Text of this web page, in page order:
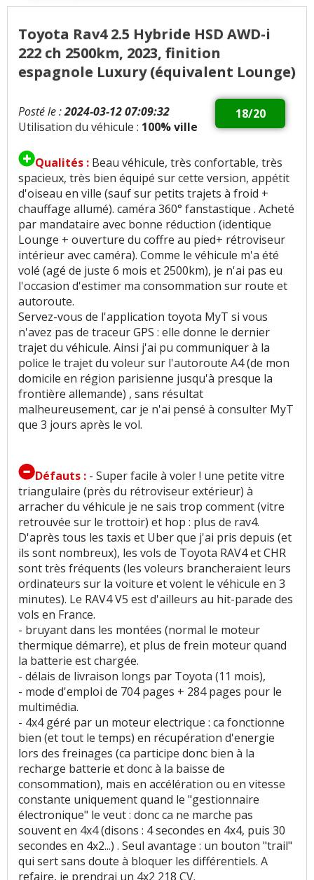
Toyota Rav4 2.5 Hybride HSD AWD-i
222 ch 2500km, 2023, finition
espagnole Luxury (équivalent Lounge)
18/20
Posté le :2024-03-12 07:09:32
Utilisation du véhicule : 100% ville
Qualités : Beau véhicule, très confortable, très
spacieux, très bien équipé sur cette version, appétit
d'oiseau en ville (sauf sur petits trajets à froid +
chauffage allumé). caméra 360° fanstastique . Acheté
par mandataire avec bonne réduction (identique
Lounge + ouverture du coffre au pied+ rétroviseur
intérieur avec caméra). Comme le véhicule m'a été
volé (agé de juste 6 mois et 2500km), je n'ai pas eu
l'occasion d'estimer ma consommation sur route et
autoroute.
Servez-vous de l'application toyota MyT si vous
n'avez pas de traceur GPS : elle donne le dernier
trajet du véhicule. Ainsi j'ai pu communiquer à la
police le trajet du voleur sur l'autoroute A4 (de mon
domicile en région parisienne jusqu'à presque la
frontière allemande) , sans résultat
malheureusement, car je n'ai pensé à consulter MyT
que 3 jours après le vol.
Défauts : - Super facile à voler ! une petite vitre
triangulaire (près du rétroviseur extérieur) à
arracher du véhicule je ne sais trop comment (vitre
retrouvée sur le trottoir) et hop : plus de rav4.
D'après tous les taxis et Uber que j'ai pris depuis (et
ils sont nombreux), les vols de Toyota RAV4 et CHR
sont très fréquents (les voleurs brancheraient leurs
ordinateurs sur la voiture et volent le véhicule en 3
minutes). Le RAV4 V5 est d'ailleurs au hit-parade des
vols en France.
- bruyant dans les montées (normal le moteur
thermique démarre), et plus de frein moteur quand
la batterie est chargée.
- délais de livraison longs par Toyota (11 mois),
- mode d'emploi de 704 pages + 284 pages pour le
multimédia.
- 4x4 géré par un moteur electrique : ca fonctionne
bien (et tout le temps) en récupération d'energie
lors des freinages (ca participe donc bien à la
recharge batterie et donc à la baisse de
consommation), mais en accélération ou en vitesse
constante uniquement quand le "gestionnaire
électronique" le veut : donc ca ne marche pas
souvent en 4x4 (disons : 4 secondes en 4x4, puis 30
secondes en 4x2...) . Seul avantage : un bouton "trail"
qui sert sans doute à bloquer les différentiels. A
refaire, je prendrai un 4x2 218 CV.